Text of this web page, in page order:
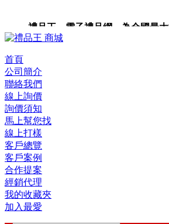
禮品王 電子禮品網 為全國最大
首頁
公司簡介
聯絡我們
線上詢價
詢價須知
馬上幫您找
線上打樣
客戶總覽
客戶案例
合作提案
經銷代理
我的收藏夾
加入最愛